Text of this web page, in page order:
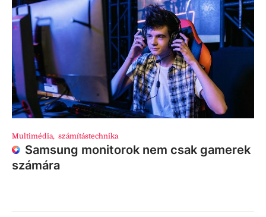
Multimédia, számítástechnika
Samsung monitorok nem csak gamerek
számára